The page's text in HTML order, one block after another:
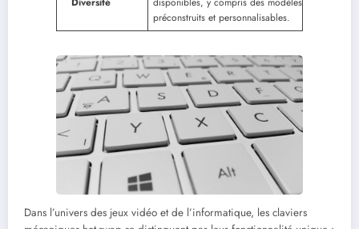
préconstruits et personnalisables.
Dans l’univers des jeux vidéo et de l’informatique, les claviers